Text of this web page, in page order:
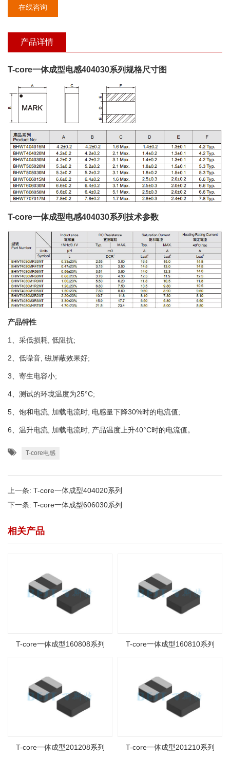
在线咨询
产品详情
T-core一体成型电感404030系列规格尺寸图
T-core一体成型电感404030系列技术参数
产品特性
1、采低损耗, 低阻抗;
2、低噪音, 磁屏蔽效果好;
3、寄生电容小;
4、测试的环境温度为25°C;
5、饱和电流, 加载电流时, 电感量下降30%时的电流值;
6、温升电流, 加载电流时, 产品温度上升40°C时的电流值。
T-core电感
上一条: T-core一体成型404020系列
下一条: T-core一体成型606030系列
相关产品
T-core一体成型160808系列 T-core一体成型160810系列
T-core一体成型201208系列 T-core一体成型201210系列